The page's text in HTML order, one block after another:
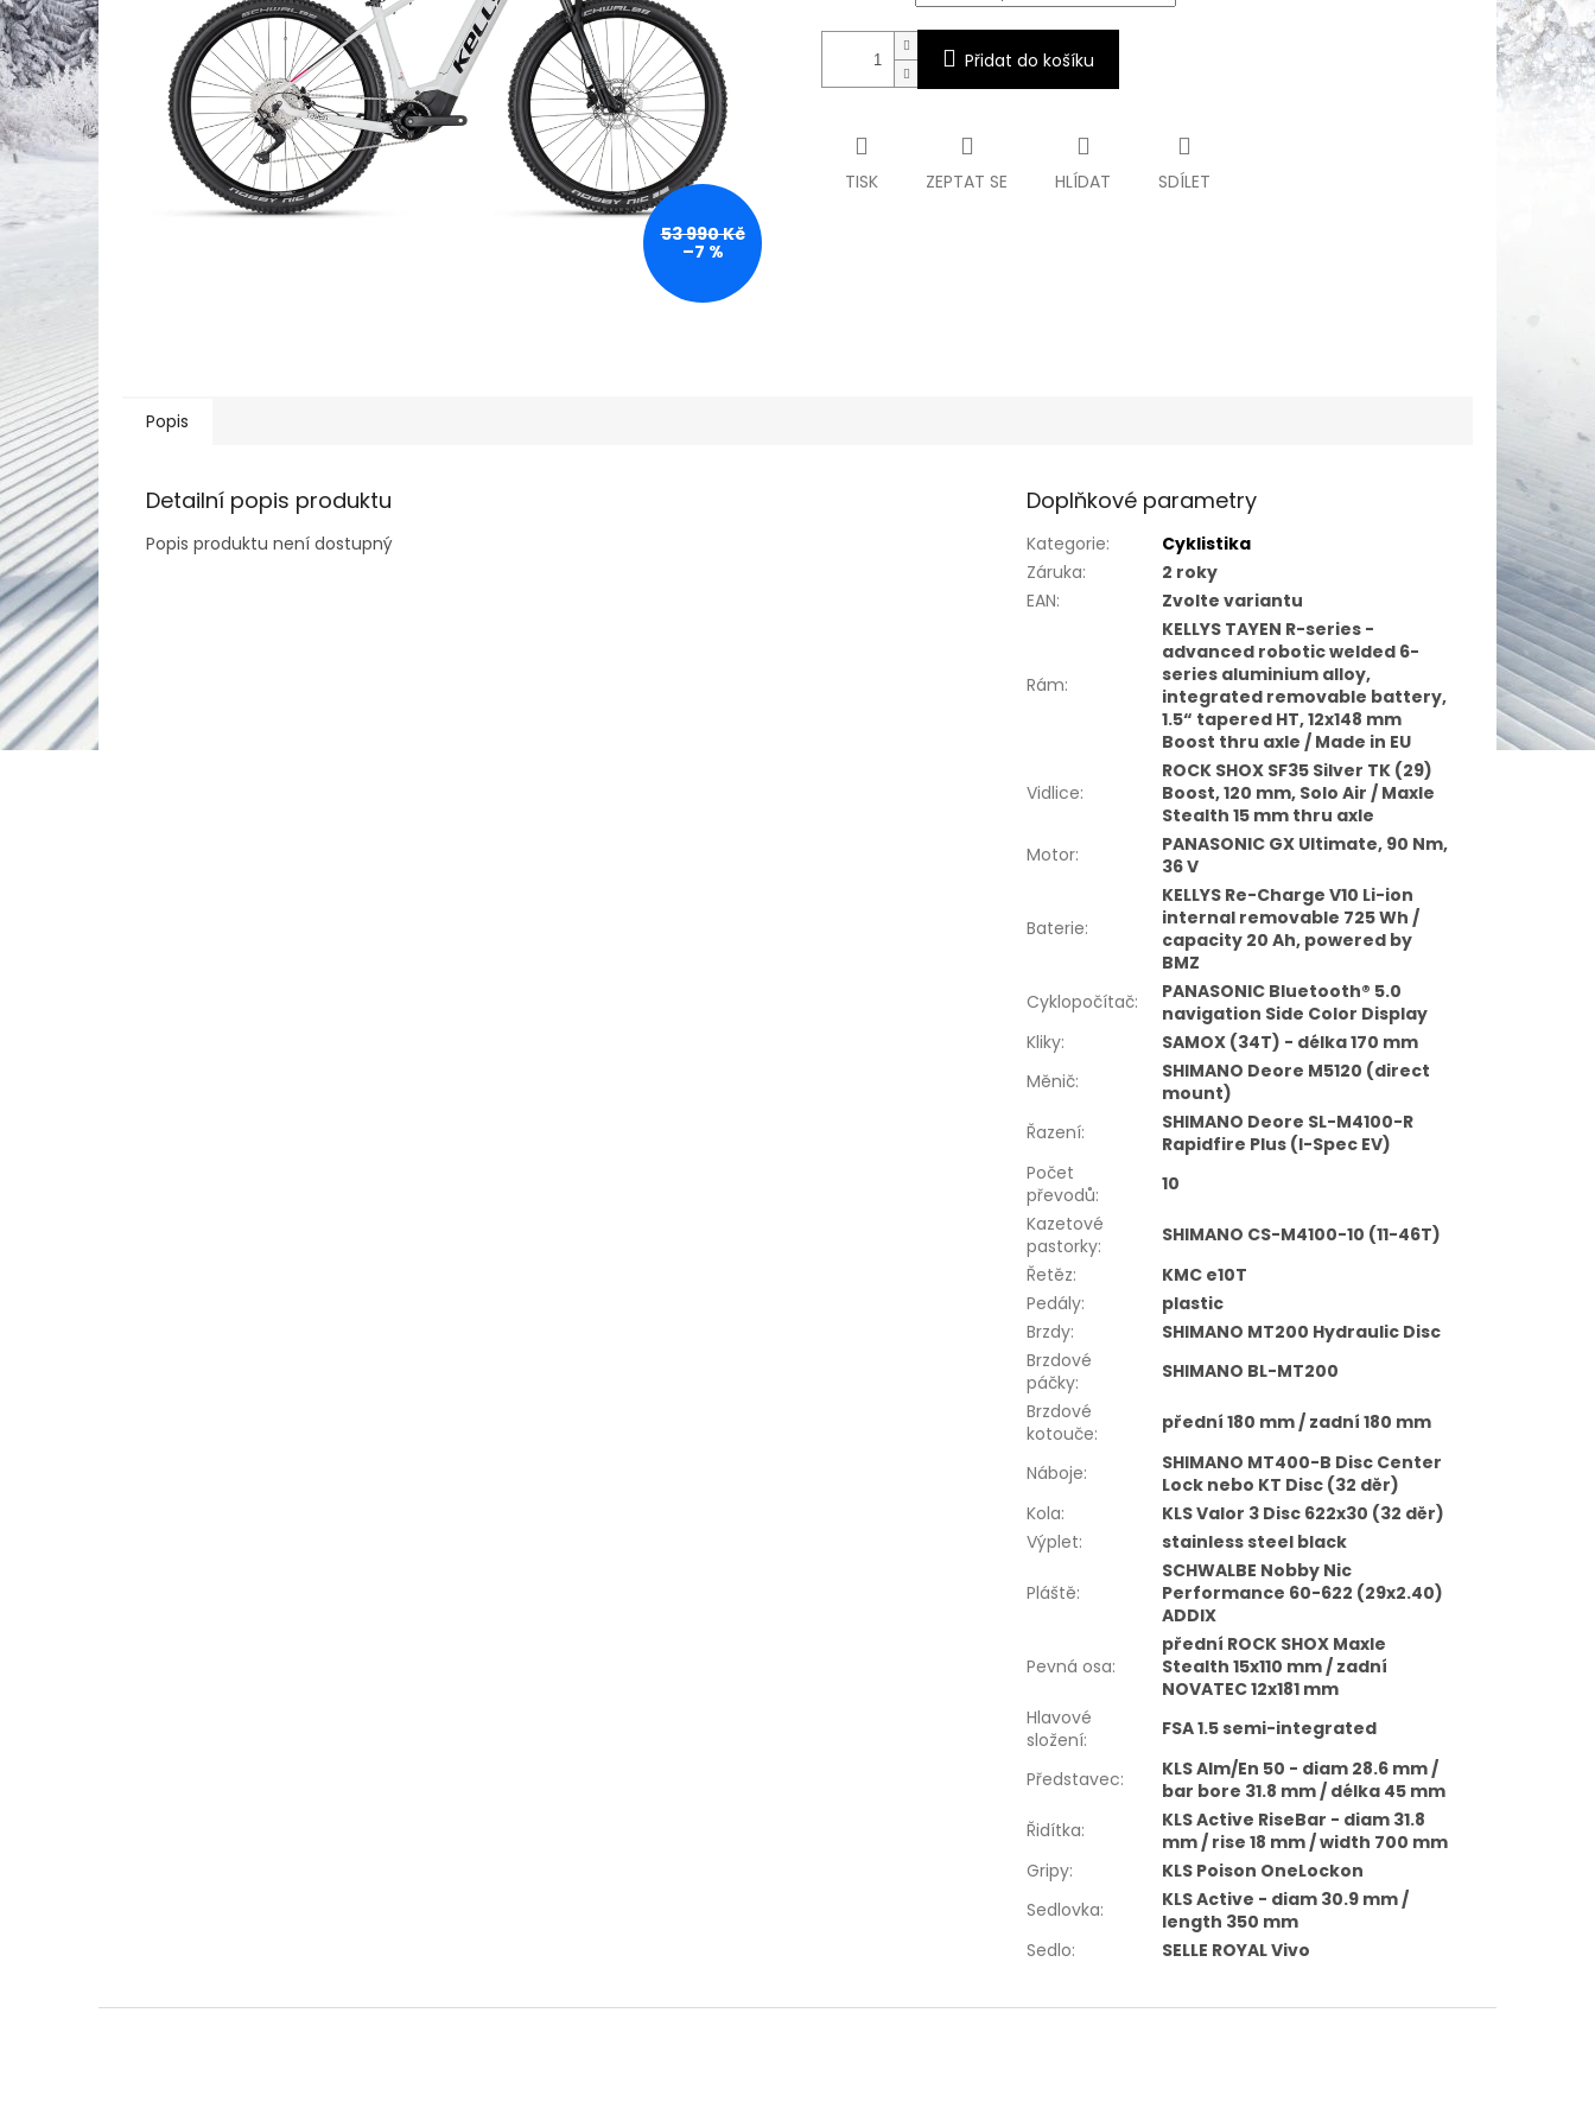
53 990 Kč
–7 %
Přidat do košíku
TISK ZEPTAT SE HLÍDAT SDÍLET
Popis
Detailní popis produktu
Popis produktu není dostupný
Doplňkové parametry
Kategorie:
Cyklistika
Záruka:
2 roky
EAN: Zvolte variantu
Rám:
KELLYS TAYEN R-series -
advanced robotic welded 6-
series aluminium alloy,
integrated removable battery,
1.5“ tapered HT, 12x148 mm
Boost thru axle / Made in EU
Vidlice:
ROCK SHOX SF35 Silver TK (29)
Boost, 120 mm, Solo Air / Maxle
Stealth 15 mm thru axle
Motor:
PANASONIC GX Ultimate, 90 Nm,
36 V
Baterie:
KELLYS Re-Charge V10 Li-ion
internal removable 725 Wh /
capacity 20 Ah, powered by
BMZ
Cyklopočítač:
PANASONIC Bluetooth® 5.0
navigation Side Color Display
Kliky:
SAMOX (34T) - délka 170 mm
Měnič:
SHIMANO Deore M5120 (direct
mount)
Řazení:
SHIMANO Deore SL-M4100-R
Rapidfire Plus (I-Spec EV)
Počet
převodů:
10
Kazetové
pastorky:
SHIMANO CS-M4100-10 (11-46T)
Řetěz:
KMC e10T
Pedály:
plastic
Brzdy:
SHIMANO MT200 Hydraulic Disc
Brzdové
páčky:
SHIMANO BL-MT200
Brzdové
kotouče: přední 180 mm / zadní 180 mm
Náboje:
SHIMANO MT400-B Disc Center
Lock nebo KT Disc (32 děr)
Kola:
KLS Valor 3 Disc 622x30 (32 děr)
Výplet: stainless steel black
Pláště:
SCHWALBE Nobby Nic
Performance 60-622 (29x2.40)
ADDIX
Pevná osa:
přední ROCK SHOX Maxle
Stealth 15x110 mm / zadní
NOVATEC 12x181 mm
Hlavové
složení: FSA 1.5 semi-integrated
Představec:
KLS Alm/En 50 - diam 28.6 mm /
bar bore 31.8 mm / délka 45 mm
Řidítka:
KLS Active RiseBar - diam 31.8
mm / rise 18 mm / width 700 mm
Gripy:
KLS Poison OneLockon
Sedlovka:
KLS Active - diam 30.9 mm /
length 350 mm
Sedlo: SELLE ROYAL Vivo